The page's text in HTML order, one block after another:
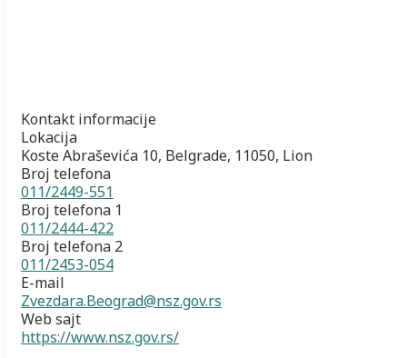
Kontakt informacije
Lokacija
Koste Abraševića 10, Belgrade, 11050, Lion
Broj telefona
011/2449-551
Broj telefona 1
011/2444-422
Broj telefona 2
011/2453-054
E-mail
Zvezdara.Beograd@nsz.gov.rs
Web sajt
https://www.nsz.gov.rs/